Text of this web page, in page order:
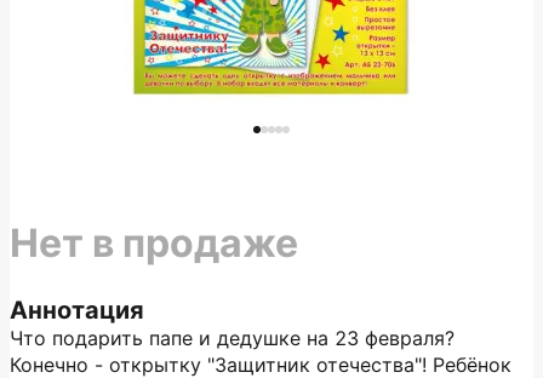
Аннотация
Что подарить папе и дедушке на 23 февраля?
Конечно - открытку "Защитник отечества"! Ребёнок
Нет в продаже